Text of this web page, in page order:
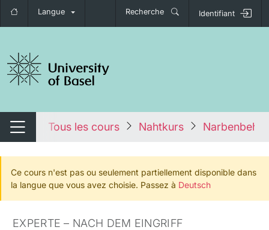
Langue Recherche Identifiant
de navigation
Changer de navigation
tales Tous les cours Nahtkurs
Ce cours n'est pas ou seulement partiellement disponible dans
la langue que vous avez choisie. Passez à Deutsch
EXPERTE – NACH DEM EINGRIFF